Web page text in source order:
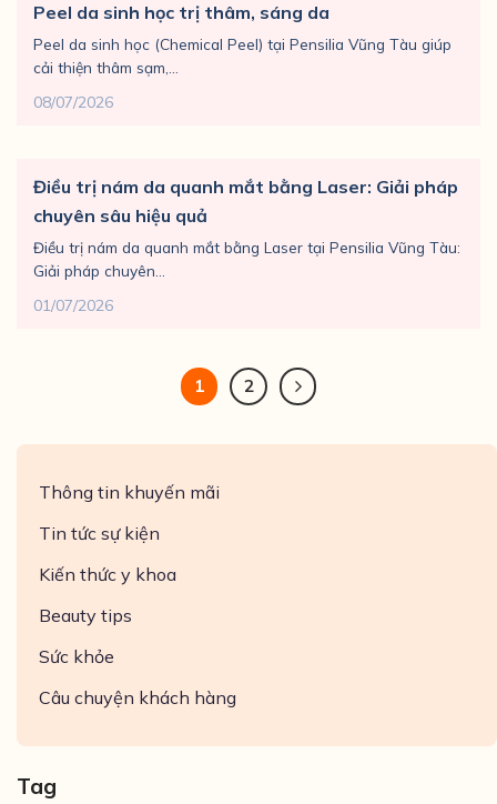
Thông tin khuyến mãi
Tin tức sự kiện
Kiến thức y khoa
Beauty tips
Sức khỏe
Câu chuyện khách hàng
Tag
Peel da sinh học trị thâm, sáng da
Peel da sinh học (Chemical Peel) tại Pensilia Vũng Tàu giúp
cải thiện thâm sạm,...
08/07/2026
Điều trị nám da quanh mắt bằng Laser: Giải pháp
chuyên sâu hiệu quả
Điều trị nám da quanh mắt bằng Laser tại Pensilia Vũng Tàu:
Giải pháp chuyên...
01/07/2026
1 2